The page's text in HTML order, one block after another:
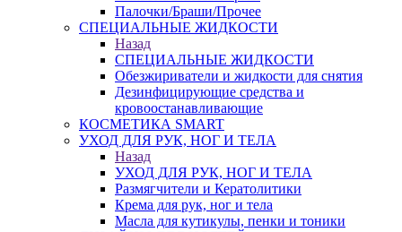
Палочки/Браши/Прочее
СПЕЦИАЛЬНЫЕ ЖИДКОСТИ
Назад
СПЕЦИАЛЬНЫЕ ЖИДКОСТИ
Обезжириватели и жидкости для снятия
Дезинфицирующие средства и
кровоостанавливающие
КОСМЕТИКА SMART
УХОД ДЛЯ РУК, НОГ И ТЕЛА
Назад
УХОД ДЛЯ РУК, НОГ И ТЕЛА
Размягчители и Кератолитики
Крема для рук, ног и тела
Масла для кутикулы, пенки и тоники